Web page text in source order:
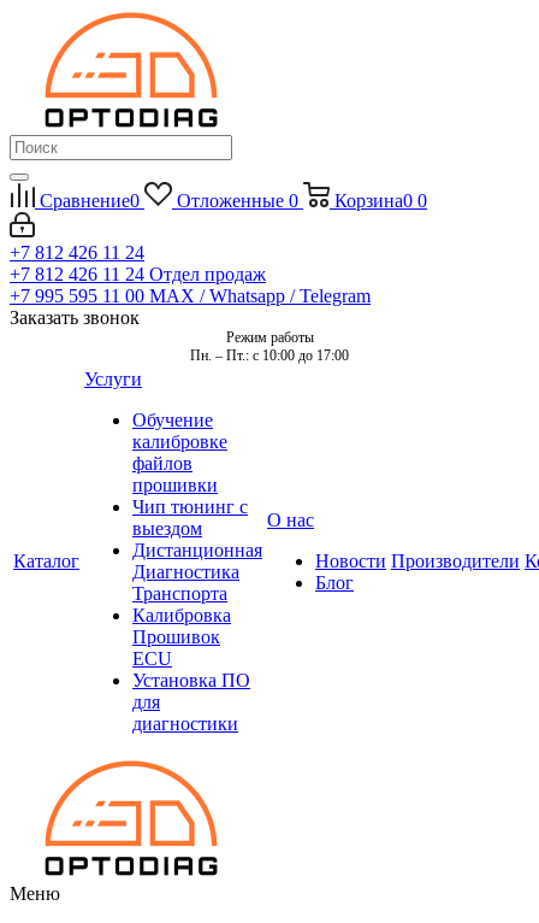
Сравнение0 Отложенные 0 Корзина0 0
+7 812 426 11 24
+7 812 426 11 24 Отдел продаж
+7 995 595 11 00 MAX / Whatsapp / Telegram
Заказать звонок
Режим работы
Пн. – Пт.: с 10:00 до 17:00
Каталог
Услуги
Обучение
калибровке
файлов
прошивки
Чип тюнинг с
выездом
Дистанционная
Диагностика
Транспорта
Калибровка
Прошивок
ECU
Установка ПО
для
диагностики
О нас
Новости
Блог
Производители
Меню